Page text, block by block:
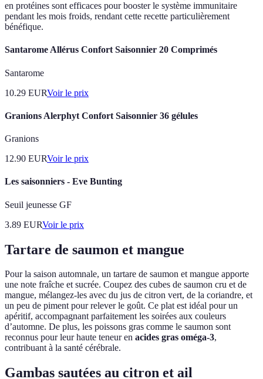
en protéines sont efficaces pour booster le système immunitaire
pendant les mois froids, rendant cette recette particulièrement
bénéfique.
Santarome Allérus Confort Saisonnier 20 Comprimés
Santarome
10.29 EURVoir le prix
Granions Alerphyt Confort Saisonnier 36 gélules
Granions
12.90 EURVoir le prix
Les saisonniers - Eve Bunting
Seuil jeunesse GF
3.89 EURVoir le prix
Tartare de saumon et mangue
Pour la saison automnale, un tartare de saumon et mangue apporte
une note fraîche et sucrée. Coupez des cubes de saumon cru et de
mangue, mélangez-les avec du jus de citron vert, de la coriandre, et
un peu de piment pour relever le goût. Ce plat est idéal pour un
apéritif, accompagnant parfaitement les soirées aux couleurs
d’automne. De plus, les poissons gras comme le saumon sont
reconnus pour leur haute teneur en acides gras oméga-3,
contribuant à la santé cérébrale.
Gambas sautées au citron et ail